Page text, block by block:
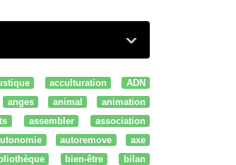
acculturation
ADN
anges animal
animation
assembler
association
autoremove
axe
bien-être
bilan